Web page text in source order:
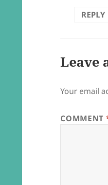
REPLY
Leave
Your email
COMMENT